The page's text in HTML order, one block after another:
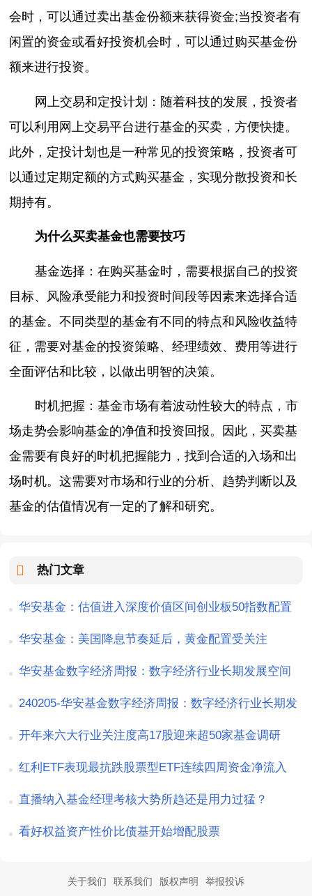
会时，可以通过卖出基金份额来获得资金;当投资者有
闲置的资金或看好投资机会时，可以通过购买基金份
额来进行投资。
网上交易和定投计划：随着科技的发展，投资者
可以利用网上交易平台进行基金的买卖，方便快捷。
此外，定投计划也是一种常见的投资策略，投资者可
以通过定期定额的方式购买基金，实现分散投资和长
期持有。
为什么买卖基金也需要技巧
基金选择：在购买基金时，需要根据自己的投资
目标、风险承受能力和投资时间段等因素来选择合适
的基金。不同类型的基金有不同的特点和风险收益特
征，需要对基金的投资策略、经理绩效、费用等进行
全面评估和比较，以做出明智的决策。
时机把握：基金市场有着波动性较大的特点，市
场走势会影响基金的净值和投资回报。因此，买卖基
金需要有良好的时机把握能力，找到合适的入场和出
场时机。这需要对市场和行业的分析、趋势判断以及
基金的估值情况有一定的了解和研究。
热门文章
华安基金：估值进入深度价值区间创业板50指数配置
价值凸显
华安基金：美国降息节奏延后，黄金配置受关注
华安基金数字经济周报：数字经济行业长期发展空间
可期
240205-华安基金数字经济周报：数字经济行业长期发
展空间可期
开年来六大行业关注度高17股迎来超50家基金调研
红利ETF表现最抗跌股票型ETF连续四周资金净流入
直播纳入基金经理考核大势所趋还是用力过猛？
看好权益资产性价比债基开始增配股票
关于我们 联系我们 版权声明 举报投诉